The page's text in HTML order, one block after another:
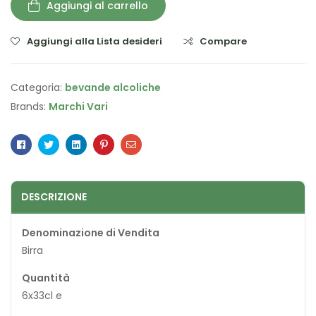
Aggiungi al carrello
Aggiungi alla Lista desideri Compare
Categoria: bevande alcoliche
Brands: Marchi Vari
Facebook
TwitterLinkedinPinterestEmail
DESCRIZIONE
Denominazione di Vendita
Birra
Quantità
6x33cl e